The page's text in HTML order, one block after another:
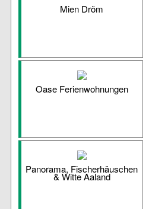
Mien Dröm
Oase Ferienwohnungen
Panorama, Fischerhäuschen
& Witte Aaland